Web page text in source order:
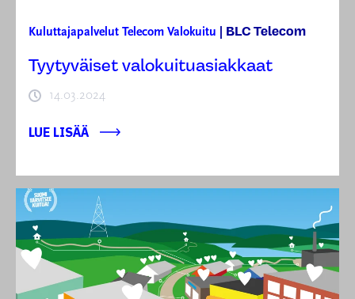
Kuluttajapalvelut Telecom Valokuitu BLC Telecom
Tyytyväiset valokuituasiakkaat
14.03.2024
LUE LISÄÄ